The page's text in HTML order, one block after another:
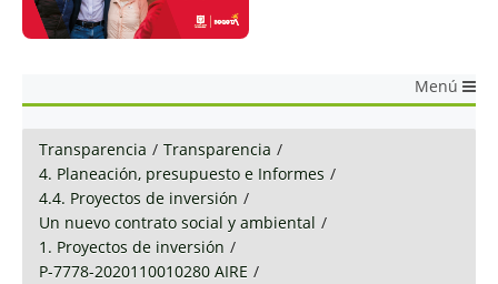
Menú
Transparencia / Transparencia /
4. Planeación, presupuesto e Informes /
4.4. Proyectos de inversión /
Un nuevo contrato social y ambiental /
1. Proyectos de inversión /
P-7778-2020110010280 AIRE /